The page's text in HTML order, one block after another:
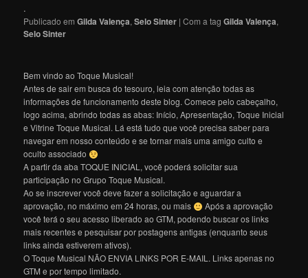
.
Publicado em Gilda Valença,Selo Sinter |Com a tagGilda Valença,
Selo Sinter
Bem vindo ao Toque Musical!
Antes de sair em busca do tesouro, leia com atenção todas as
informações de funcionamento deste blog. Comece pelo cabeçalho,
logo acima, abrindo todas as abas: Início, Apresentação, Toque Inicial
e Vitrine Toque Musical. Lá está tudo que você precisa saber para
navegar em nosso conteúdo e se tornar mais uma amigo culto e
oculto associado
A partir da aba TOQUE INICIAL, você poderá solicitar sua
participação no Grupo Toque Musical.
Ao se inscrever você deve fazer a solicitação e aguardar a
aprovação, no máximo em 24 horas, ou mais
Após a aprovação
você terá o seu acesso liberado ao GTM, podendo buscar os links
mais recentes e pesquisar por postagens antigas (enquanto seus
links ainda estiverem ativos).
O Toque Musical NÃO ENVIA LINKS POR E-MAIL. Links apenas no
GTM e por tempo limitado.